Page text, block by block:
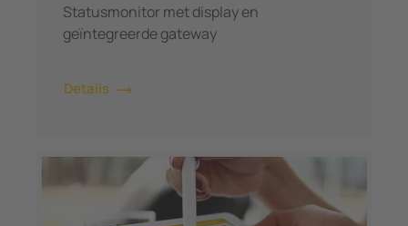
Statusmonitor met display en
geïntegreerde gateway
Details